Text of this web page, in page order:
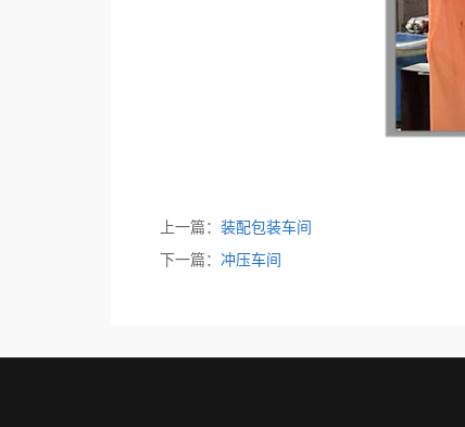
上一篇： 装配包装车间
下一篇： 冲压车间